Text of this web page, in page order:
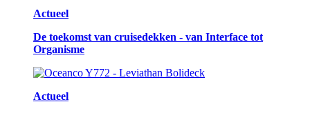
Actueel
De toekomst van cruisedekken - van Interface tot
Organisme
Actueel